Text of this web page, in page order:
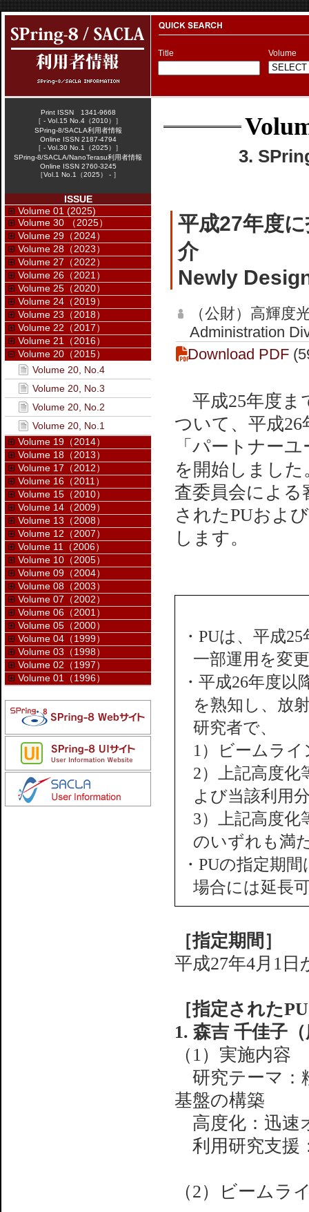
Title Volume
3.
平成27年度
介
Newly
（公財）高輝
Administration
Download PDF
平成25年度ま
ついて、平成
「パートナー
を開始しました
査委員会による
されたPUおよ
します。
・PUは、平成
一部運用を変
・平成26年度
を熟知し、放
研究者で、
1）ビームラ
2）上記高度化
よび当該利用
3）上記高度化
のいずれも満
・PUの指定期
場合には延長
［指定期間］
平成27年4月1日
［指定された
1. 森吉 千佳子
（1）実施内容
研究テーマ：
基盤の構築
高度化：迅速
利用研究支援
（2）ビームラ
Print ISSN 1341-9668
［ - Vol.15 No.4（2010）］
SPring-8/SACLA利用者情報
Online ISSN 2187-4794
［ - Vol.30 No.1（2025）］
SPring-8/SACLA/NanoTerasu利用者情報
Online ISSN 2760-3245
［Vol.1 No.1（2025） - ］
ISSUE
Volume 01 (2025)
Volume 30 （2025）
Volume 29（2024）
Volume 28（2023）
Volume 27（2022）
Volume 26（2021）
Volume 25（2020）
Volume 24（2019）
Volume 23（2018）
Volume 22（2017）
Volume 21（2016）
Volume 20（2015）
Volume 20, No.4
Volume 20, No.3
Volume 20, No.2
Volume 20, No.1
Volume 19（2014）
Volume 18（2013）
Volume 17（2012）
Volume 16（2011）
Volume 15（2010）
Volume 14（2009）
Volume 13（2008）
Volume 12（2007）
Volume 11（2006）
Volume 10（2005）
Volume 09（2004）
Volume 08（2003）
Volume 07（2002）
Volume 06（2001）
Volume 05（2000）
Volume 04（1999）
Volume 03（1998）
Volume 02（1997）
Volume 01（1996）